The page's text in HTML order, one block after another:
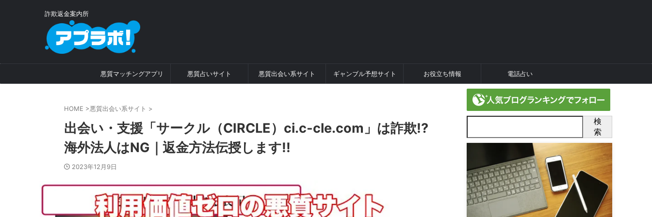
詐欺返金案内所
悪質マッチングアプリ 悪質占いサイト 悪質出会い系サイト ギャンブル予想サイト お役立ち情報 電話占い
HOME >悪質出会い系サイト >
出会い・支援「サークル（CIRCLE）ci.c-cle.com」は詐欺!?
海外法人はNG｜返金方法伝授します!!
2023年12月9日
検
索